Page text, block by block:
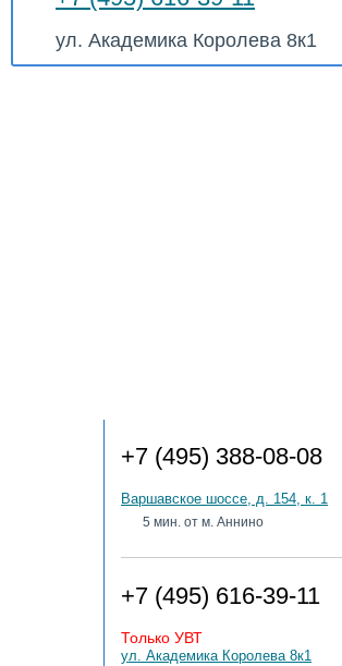
ул. Академика Королева 8к1
+7 (495) 388-08-08
Варшавское шоссе, д. 154, к. 1
5 мин. от м. Аннино
+7 (495) 616-39-11
Только УВТ
ул. Академика Королева 8к1